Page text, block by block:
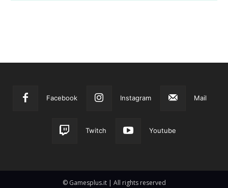
Facebook Instagram Mail
Twitch Youtube
© Gamesplus.it | All rights reserved